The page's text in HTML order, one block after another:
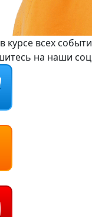
курсе всех
на наши